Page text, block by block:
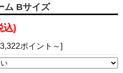
ム Bサイズ
込)
ポイント～]